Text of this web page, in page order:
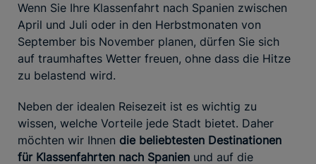
Wenn Sie Ihre Klassenfahrt nach Spanien zwischen
April und Juli oder in den Herbstmonaten von
September bis November planen, dürfen Sie sich
auf traumhaftes Wetter freuen, ohne dass die Hitze
zu belastend wird.
Neben der idealen Reisezeit ist es wichtig zu
wissen, welche Vorteile jede Stadt bietet. Daher
möchten wir Ihnen die beliebtesten Destinationen
für Klassenfahrten nach Spanien und auf die